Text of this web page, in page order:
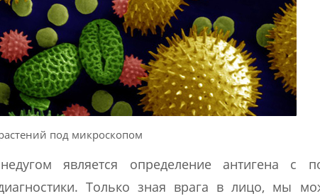
под микроскопом
является определение антигена с
Только зная врага в лицо, мы